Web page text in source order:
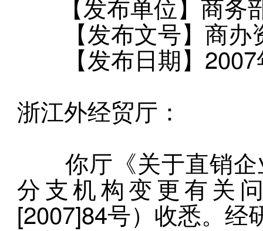
【发布单位】商务
【发布文号】商办
【发布日期】2007
浙江外经贸厅：
你厅《关于直销企
分支机构变更有关
[2007]84号）收悉。经